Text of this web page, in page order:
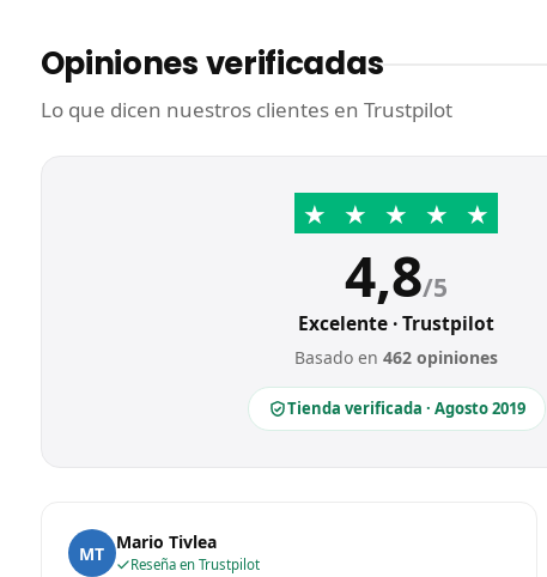
Opiniones verificadas
Lo que dicen nuestros clientes en Trustpilot
★ ★ ★ ★ ★
4,8/5
Excelente · Trustpilot
Basado en462 opiniones
Tienda verificada · Agosto 2019
MT Mario Tivlea
Reseña en Trustpilot